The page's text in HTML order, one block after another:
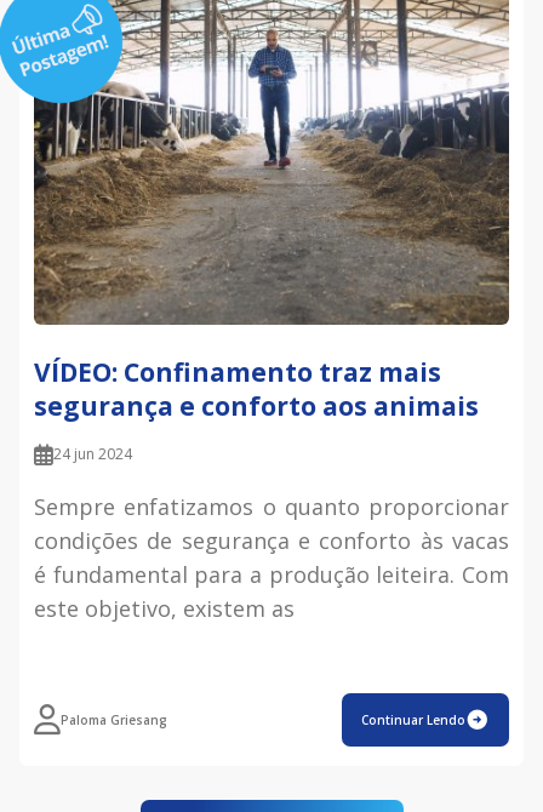
VÍDEO: Confinamento traz mais
segurança e conforto aos animais
24 jun 2024
Sempre enfatizamos o quanto proporcionar
condições de segurança e conforto às vacas
é fundamental para a produção leiteira. Com
este objetivo, existem as
Paloma Griesang Continuar Lendo